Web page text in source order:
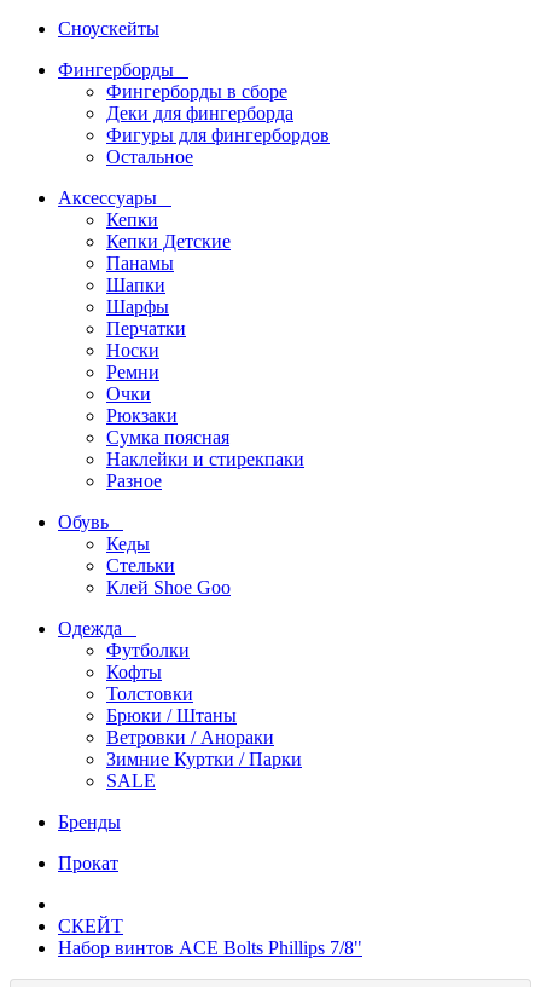
Сноускейты
Фингерборды
Фингерборды в сборе
Деки для фингерборда
Фигуры для фингербордов
Остальное
Аксессуары
Кепки
Кепки Детские
Панамы
Шапки
Шарфы
Перчатки
Носки
Ремни
Очки
Рюкзаки
Сумка поясная
Наклейки и стирекпаки
Разное
Обувь
Кеды
Стельки
Клей Shoe Goo
Одежда
Футболки
Кофты
Толстовки
Брюки / Штаны
Ветровки / Анораки
Зимние Куртки / Парки
SALE
Бренды
Прокат
СКЕЙТ
Набор винтов ACE Bolts Phillips 7/8"